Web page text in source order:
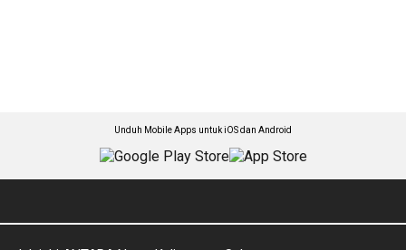
Unduh Mobile Apps untuk iOS dan Android